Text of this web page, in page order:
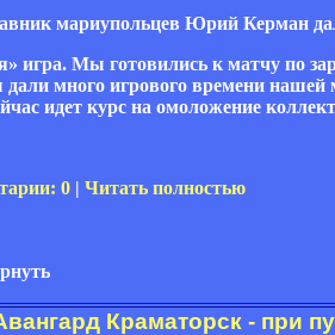
мариупольцев Юрий Керман
игра. Мы готовились к матчу по
много игрового времени нашей
идет курс на омоложение
0 | Читать полностью
Краматорск - при